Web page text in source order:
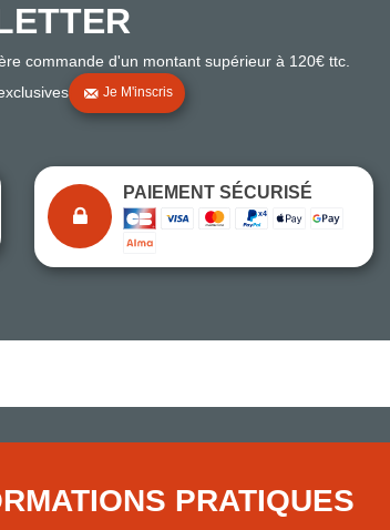
● Exceptionnel
● Exceptionnel
commande d'un montant supérieur à 120€ ttc.
Je M'inscris
PAIEMENT SÉCURISÉ
PRATIQUES